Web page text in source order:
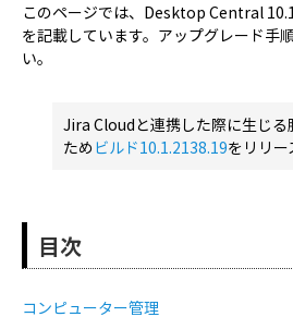
このページでは、Desktop Central
を記載しています。アップグレード手
い。
Jira Cloudと連携した際に生じる
ため ビルド10.1.2138.19をリリー
目次
コンピューター管理